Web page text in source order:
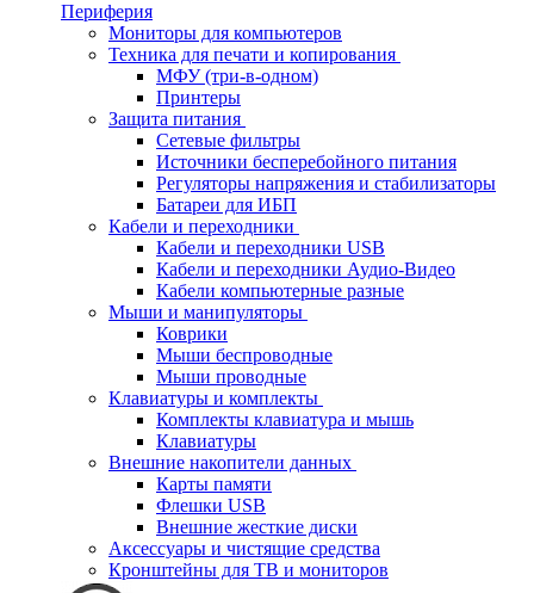
Периферия
Мониторы для компьютеров
Техника для печати и копирования
МФУ (три-в-одном)
Принтеры
Защита питания
Сетевые фильтры
Источники бесперебойного питания
Регуляторы напряжения и стабилизаторы
Батареи для ИБП
Кабели и переходники
Кабели и переходники USB
Кабели и переходники Аудио-Видео
Кабели компьютерные разные
Мыши и манипуляторы
Коврики
Мыши беспроводные
Мыши проводные
Клавиатуры и комплекты
Комплекты клавиатура и мышь
Клавиатуры
Внешние накопители данных
Карты памяти
Флешки USB
Внешние жесткие диски
Аксессуары и чистящие средства
Кронштейны для ТВ и мониторов